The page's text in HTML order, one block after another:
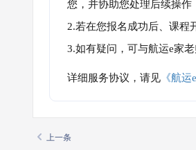
您，并协助您处理后续操
2.若在您报名成功后、课程
3.如有疑问，可与航运e家
详细服务协议，请见 《航
上一条